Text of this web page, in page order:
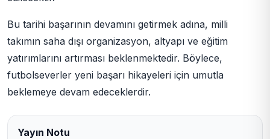
Bu tarihi başarının devamını getirmek adına, milli
takımın saha dışı organizasyon, altyapı ve eğitim
yatırımlarını artırması beklenmektedir. Böylece,
futbolseverler yeni başarı hikayeleri için umutla
beklemeye devam edeceklerdir.
Yayın Notu